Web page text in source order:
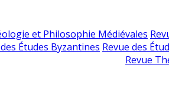
et Philosophie Médiévales
Études Byzantines Revue des
Revue